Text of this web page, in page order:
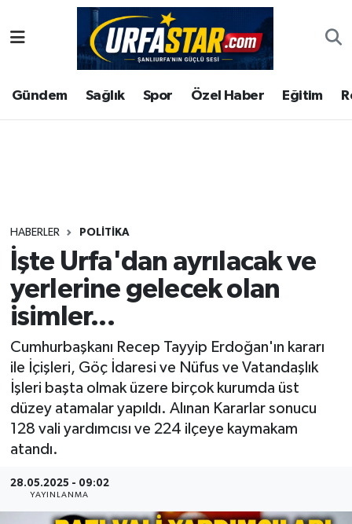
Gündem Sağlık Spor Özel Haber Eğitim
HABERLER POLITIKA
İşte Urfa'dan ayrılacak ve
yerlerine gelecek olan
isimler...
Cumhurbaşkanı Recep Tayyip Erdoğan'ın kararı
ile İçişleri, Göç İdaresi ve Nüfus ve Vatandaşlık
İşleri başta olmak üzere birçok kurumda üst
düzey atamalar yapıldı. Alınan Kararlar sonucu
128 vali yardımcısı ve 224 ilçeye kaymakam
atandı.
28.05.2025 - 09:02
YAYINLANMA
ASAYİS
ÇEVRE
Gündem
Kültür
Magazin
Şanlıurfa Nöbetçi Eczaneler
Şanlıurfa Hava Durumu
Tüm Manşetler
Son Dakika Haberleri
Haber Arşivi